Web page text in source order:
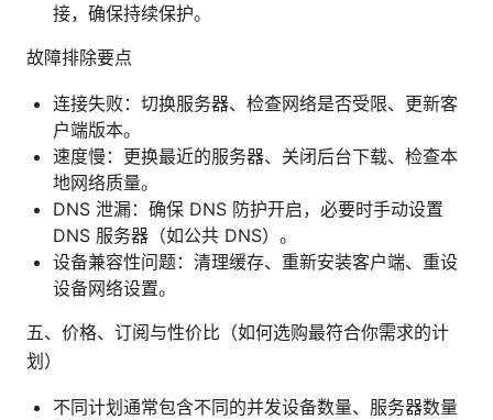
接，确保持续保护。
故障排除要点
连接失败：切换服务器、检查网络是否受限、更新客
户端版本。
速度慢：更换最近的服务器、关闭后台下载、检查本
地网络质量。
DNS 泄漏：确保 DNS 防护开启，必要时手动设置
DNS 服务器（如公共 DNS）。
设备兼容性问题：清理缓存、重新安装客户端、重设
设备网络设置。
五、价格、订阅与性价比（如何选购最符合你需求的计
划）
不同计划通常包含不同的并发设备数量、服务器数量